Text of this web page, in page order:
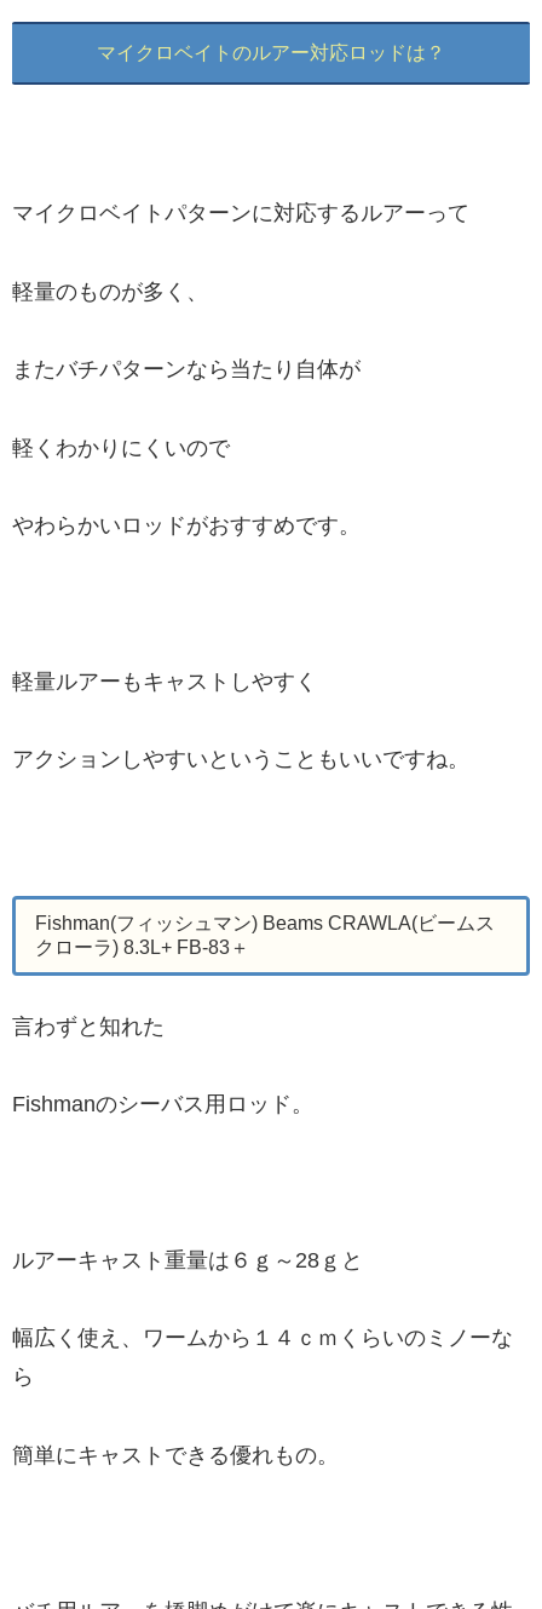
マイクロベイトのルアー対応ロッドは？
マイクロベイトパターンに対応するルアーって
軽量のものが多く、
またバチパターンなら当たり自体が
軽くわかりにくいので
やわらかいロッドがおすすめです。
軽量ルアーもキャストしやすく
アクションしやすいということもいいですね。
Fishman(フィッシュマン) Beams CRAWLA(ビームス
クローラ) 8.3L+ FB-83＋
言わずと知れた
Fishmanのシーバス用ロッド。
ルアーキャスト重量は６ｇ～28ｇと
幅広く使え、ワームから１４ｃｍくらいのミノーな
ら
簡単にキャストできる優れもの。